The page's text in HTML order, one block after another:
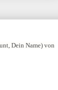
Dein Name) von